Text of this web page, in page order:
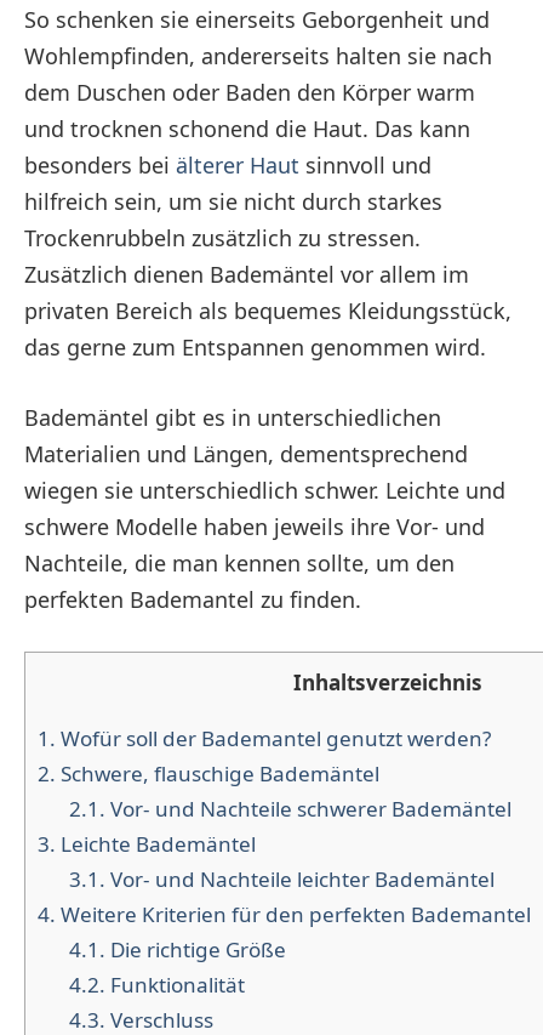
So schenken sie einerseits Geborgenheit und
Wohlempfinden, andererseits halten sie nach
dem Duschen oder Baden den Körper warm
und trocknen schonend die Haut. Das kann
besonders bei älterer Haut sinnvoll und
hilfreich sein, um sie nicht durch starkes
Trockenrubbeln zusätzlich zu stressen.
Zusätzlich dienen Bademäntel vor allem im
privaten Bereich als bequemes Kleidungsstück,
das gerne zum Entspannen genommen wird.
Bademäntel gibt es in unterschiedlichen
Materialien und Längen, dementsprechend
wiegen sie unterschiedlich schwer. Leichte und
schwere Modelle haben jeweils ihre Vor- und
Nachteile, die man kennen sollte, um den
perfekten Bademantel zu finden.
Inhaltsverzeichnis
1. Wofür soll der Bademantel genutzt werden?
2. Schwere, flauschige Bademäntel
2.1. Vor- und Nachteile schwerer Bademäntel
3. Leichte Bademäntel
3.1. Vor- und Nachteile leichter Bademäntel
4. Weitere Kriterien für den perfekten Bademantel
4.1. Die richtige Größe
4.2. Funktionalität
4.3. Verschluss